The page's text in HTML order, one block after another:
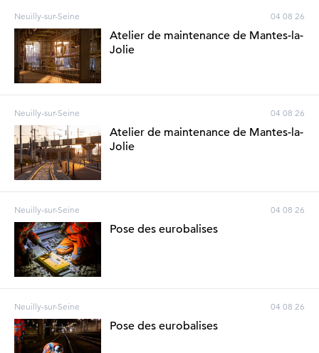
Neuilly-sur-Seine 04 08 26
Atelier de maintenance de Mantes-la-
Jolie
Neuilly-sur-Seine 04 08 26
Atelier de maintenance de Mantes-la-
Jolie
Neuilly-sur-Seine 04 08 26
Pose des eurobalises
Neuilly-sur-Seine 04 08 26
Pose des eurobalises